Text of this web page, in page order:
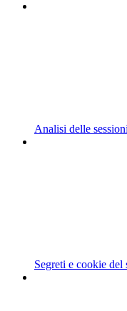
Analisi delle sessioni
Segreti e cookie del